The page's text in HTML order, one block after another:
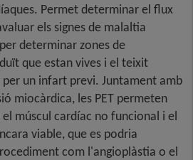
Permet determinar el flux
els signes de malaltia
determinar zones de
que estan vives i el teixit
un infart previ. Juntament amb
miocàrdica, les PET permeten
múscul cardíac no funcional i el
viable, que es podria
com l'angioplàstia o el